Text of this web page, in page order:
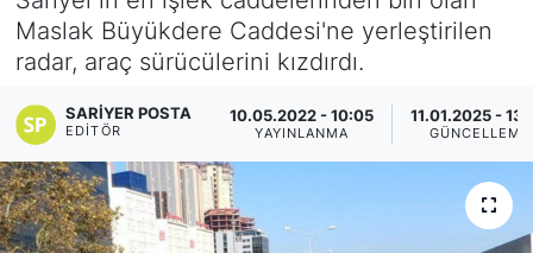
Maslak Büyükdere Caddesi'ne yerleştirilen
radar, araç sürücülerini kızdırdı.
SARIYER POSTA
EDITÖR
10.05.2022 - 10:05
YAYINLANMA
11.01.2025 -
GÜNCELLEME
KÖŞE YAZILARI
KÖŞE YAZILARI (Arşiv)
KÜLTÜR SANAT
MAGAZİN